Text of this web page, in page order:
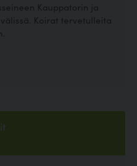
Kauppatorin ja
Koirat tervetulleita